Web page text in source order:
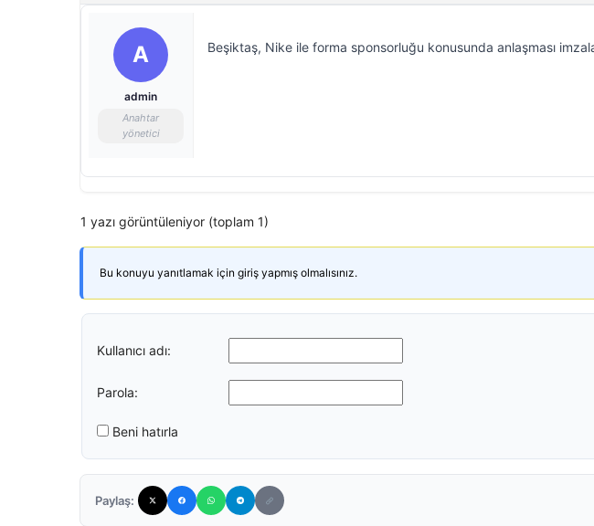
A
admin
Anahtar
yönetici
Beşiktaş, Nike ile forma sponsorluğu konusunda anlaşması
1 yazı görüntüleniyor (toplam 1)
Bu konuyu yanıtlamak için giriş yapmış olmalısınız.
Kullanıcı adı:
Parola:
Beni hatırla
Paylaş: